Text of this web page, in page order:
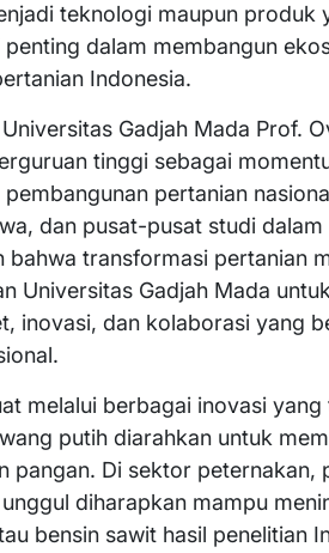
teknologi maupun produk
dalam membangun
Indonesia.
Gadjah Mada Prof.
tinggi sebagai
pertanian
dan pusat-pusat studi
bahwa transformasi pertanian
Universitas Gadjah Mada
inovasi, dan kolaborasi yang
melalui berbagai inovasi
putih diarahkan untuk
pangan. Di sektor peternakan,
diharapkan mampu
bensin sawit hasil penelitian